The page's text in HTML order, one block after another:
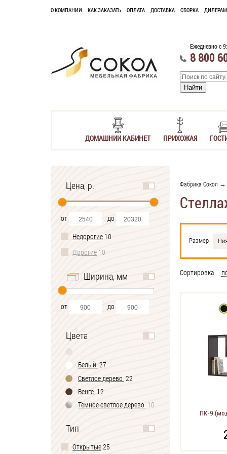
О КОМПАНИИ КАК ЗАКАЗАТЬ ОПЛАТА ДОСТАВКА СБОРКА ДИЛЕРАМ
Ежедневно с
8 800
ДОМАШНИЙ КАБИНЕТ ПРИХОЖАЯ
Цена, р.
от
до
Недорогие 10
Дорогие 10
Ширина, мм
от до
Цвета
Белый 27
Светлое дерево 22
Венге 12
Темное-cветлое дерево 10
Тип
Открытые25
Фабрика Сокол →
Размер
Сортировка
ПК-9